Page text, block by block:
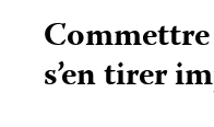
s’en tirer